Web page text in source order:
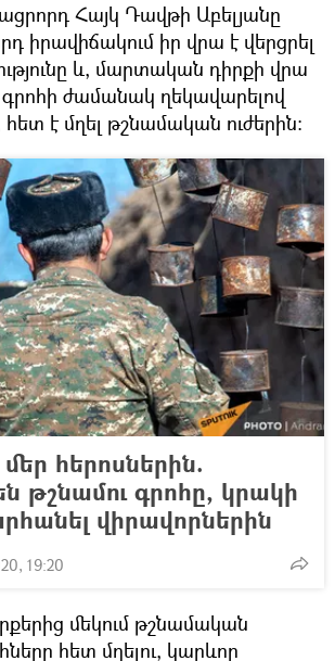
Հայկ Դավթի Աբելյանը
իրավիճակում իր վրա է վերցրել
և, մարտական դիրքի վրա
ժամանակ ղեկավարելով
է մղել թշնամական ուժերին:
հերոսներին.
թշնամու գրոհը, կրակի
վիրավորներին
19:20
մեկում թշնամական
հետ մղելու, կարևոր